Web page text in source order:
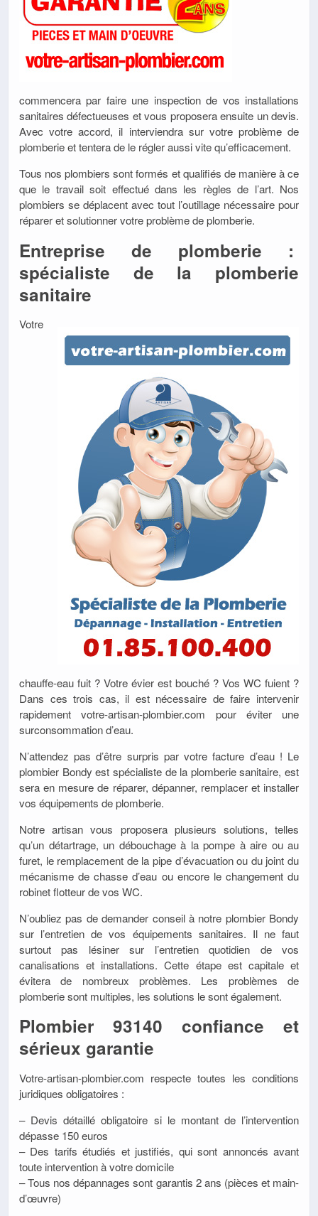
commencera par faire une inspection de vos installations
sanitaires défectueuses et vous proposera ensuite un devis.
Avec votre accord, il interviendra sur votre problème de
plomberie et tentera de le régler aussi vite qu’efficacement.
Tous nos plombiers sont formés et qualifiés de manière à ce
que le travail soit effectué dans les règles de l’art. Nos
plombiers se déplacent avec tout l’outillage nécessaire pour
réparer et solutionner votre problème de plomberie.
Entreprise de plomberie :
spécialiste de la plomberie
sanitaire
Votre
chauffe-eau fuit ? Votre évier est bouché ? Vos WC fuient ?
Dans ces trois cas, il est nécessaire de faire intervenir
rapidement votre-artisan-plombier.com pour éviter une
surconsommation d’eau.
N’attendez pas d’être surpris par votre facture d’eau ! Le
plombier Bondy est spécialiste de la plomberie sanitaire, est
sera en mesure de réparer, dépanner, remplacer et installer
vos équipements de plomberie.
Notre artisan vous proposera plusieurs solutions, telles
qu’un détartrage, un débouchage à la pompe à aire ou au
furet, le remplacement de la pipe d’évacuation ou du joint du
mécanisme de chasse d’eau ou encore le changement du
robinet flotteur de vos WC.
N’oubliez pas de demander conseil à notre plombier Bondy
sur l’entretien de vos équipements sanitaires. Il ne faut
surtout pas lésiner sur l’entretien quotidien de vos
canalisations et installations. Cette étape est capitale et
évitera de nombreux problèmes. Les problèmes de
plomberie sont multiples, les solutions le sont également.
Plombier 93140 confiance et
sérieux garantie
Votre-artisan-plombier.com respecte toutes les conditions
juridiques obligatoires :
– Devis détaillé obligatoire si le montant de l’intervention
dépasse 150 euros
– Des tarifs étudiés et justifiés, qui sont annoncés avant
toute intervention à votre domicile
– Tous nos dépannages sont garantis 2 ans (pièces et main-
d’œuvre)